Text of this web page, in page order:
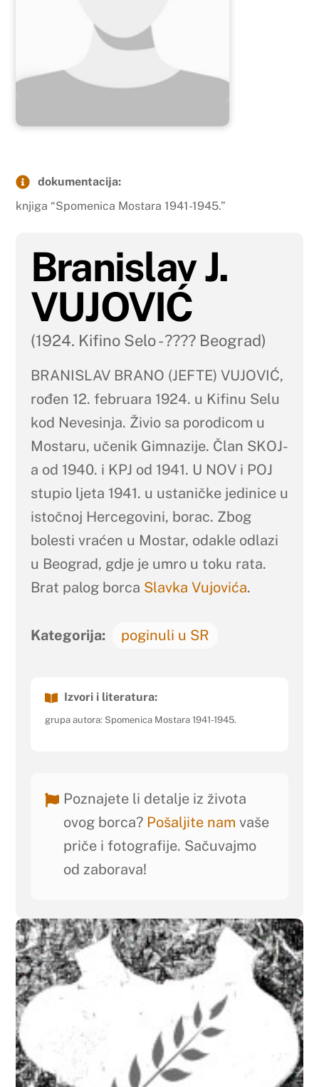
dokumentacija:
knjiga “Spomenica Mostara 1941-1945.”
Branislav J.
VUJOVIĆ
(1924. Kifino Selo - ???? Beograd)
BRANISLAV BRANO (JEFTE) VUJOVIĆ,
rođen 12. februara 1924. u Kifinu Selu
kod Nevesinja. Živio sa porodicom u
Mostaru, učenik Gimnazije. Član SKOJ-
a od 1940. i KPJ od 1941. U NOV i POJ
stupio ljeta 1941. u ustaničke jedinice u
istočnoj Hercegovini, borac. Zbog
bolesti vraćen u Mostar, odakle odlazi
u Beograd, gdje je umro u toku rata.
Brat palog borca Slavka Vujovića.
Kategorija: poginuli u SR
Izvori i literatura:
grupa autora: Spomenica Mostara 1941-1945.
Poznajete li detalje iz života
ovog borca? Pošaljite nam vaše
priče i fotografije. Sačuvajmo
od zaborava!